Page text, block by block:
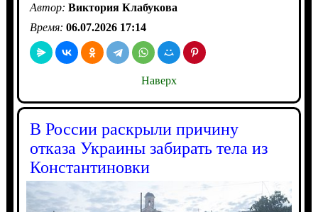
Автор: Виктория Клабукова
Время: 06.07.2026 17:14
Наверх
В России раскрыли причину
отказа Украины забирать тела из
Константиновки